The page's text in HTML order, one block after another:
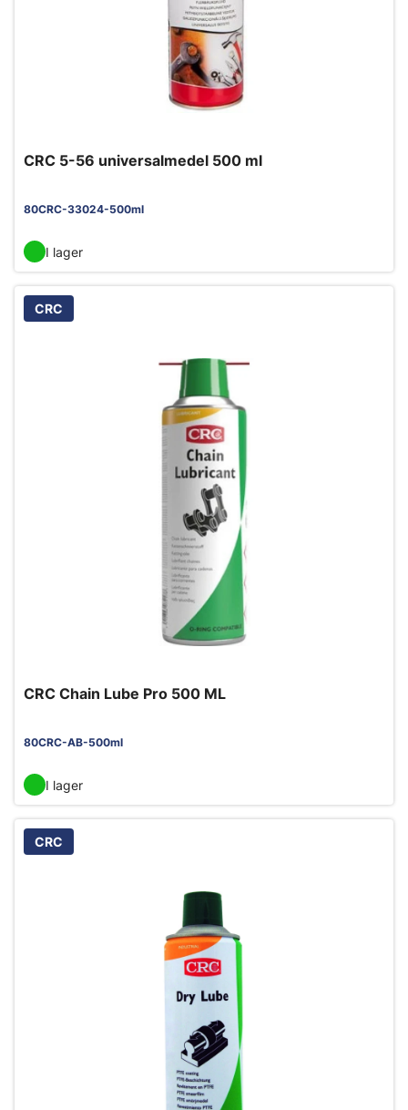
CRC 5-56 universalmedel 500 ml
80CRC-33024-500ml
I lager
CRC
CRC Chain Lube Pro 500 ML
80CRC-AB-500ml
I lager
CRC